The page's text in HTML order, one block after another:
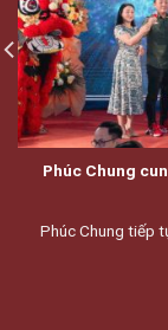
Phúc Chung
Phúc Chung tiếp